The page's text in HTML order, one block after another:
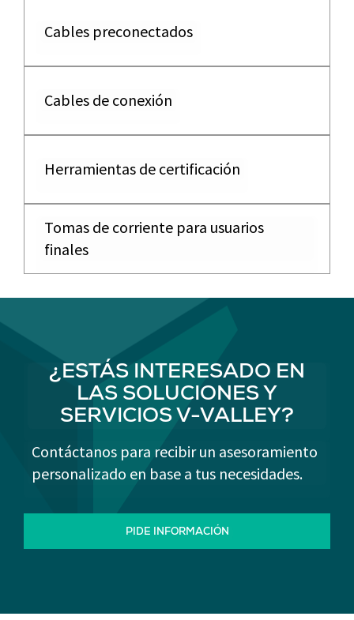
Cables preconectados
Cables de conexión
Herramientas de certificación
Tomas de corriente para usuarios
finales
¿ESTÁS INTERESADO EN
LAS SOLUCIONES Y
SERVICIOS V-VALLEY?
Contáctanos para recibir un asesoramiento
personalizado en base a tus necesidades.
PIDE INFORMACIÓN